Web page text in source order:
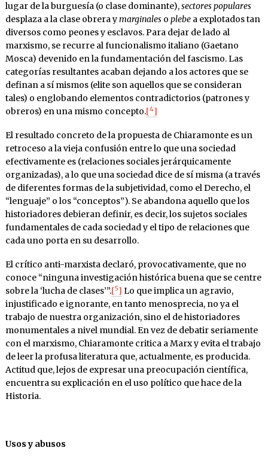
lugar de la burguesía (o clase dominante),sectores populares
desplaza a la clase obrera ymarginales o plebea explotados tan
diversos como peones y esclavos. Para dejar de lado al
marxismo, se recurre al funcionalismo italiano (Gaetano
Mosca) devenido en la fundamentación del fascismo. Las
categorías resultantes acaban dejando a los actores que se
definan a sí mismos (elite son aquellos que se consideran
tales) o englobando elementos contradictorios (patrones y
obreros) en una mismo concepto.[4]
El resultado concreto de la propuesta de Chiaramonte es un
retroceso a la vieja confusión entre lo que una sociedad
efectivamente es (relaciones sociales jerárquicamente
organizadas), a lo que una sociedad dice de sí misma (a través
de diferentes formas de la subjetividad, como el Derecho, el
“lenguaje” o los “conceptos”). Se abandona aquello que los
historiadores debieran definir, es decir, los sujetos sociales
fundamentales de cada sociedad y el tipo de relaciones que
cada uno porta en su desarrollo.
El crítico anti-marxista declaró, provocativamente, que no
conoce “ninguna investigación histórica buena que se centre
sobre la ‘lucha de clases’”.[5] Lo que implica un agravio,
injustificado e ignorante, en tanto menosprecia, no ya el
trabajo de nuestra organización, sino el de historiadores
monumentales a nivel mundial. En vez de debatir seriamente
con el marxismo, Chiaramonte critica a Marx y evita el trabajo
de leer la profusa literatura que, actualmente, es producida.
Actitud que, lejos de expresar una preocupación científica,
encuentra su explicación en el uso político que hace de la
Historia.
Usos y abusos